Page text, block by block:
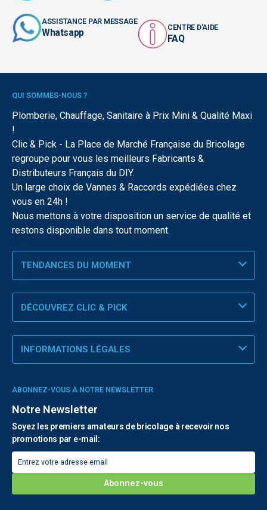
ASSISTANCE PAR MESSAGE
Whatsapp CENTRE D'AIDE
FAQ
QUI SOMMES-NOUS ?
Plomberie, Chauffage, Sanitaire à Prix Mini & Qualité Maxi
!
Clic & Pick - La Place de Marché Française du Bricolage
regroupe pour vous les meilleurs Fabricants &
Distributeurs Français du DIY.
Un large choix de Vannes & Raccords expédiées chez
vous en 24h !
Nous mettons à votre disposition un service de qualité et
restons disponible dans tout moment.
TENDANCES DU MOMENT
DÉCOUVREZ CLIC & PICK
INFORMATIONS LÉGALES
ABONNEZ-VOUS À NOTRE NEWSLETTER
Notre Newsletter
Soyez les premiers amateurs de bricolage à recevoir nos
promotions par e-mail: